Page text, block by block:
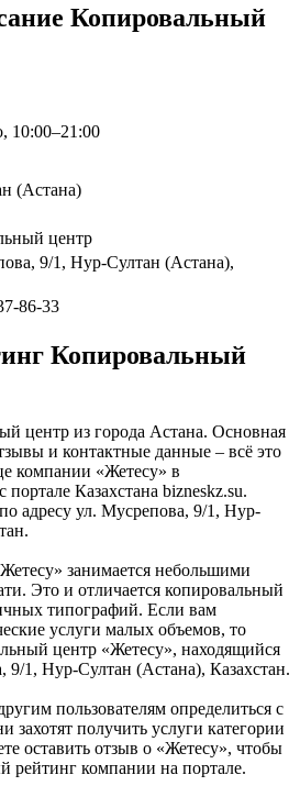
Копировальный
10:00–21:00
(Астана)
центр
9/1, Нур-Султан (Астана),
86-33
Копировальный
центр из города Астана. Основная
и контактные данные – всё это
компании «Жетесу» в
Казахстана bizneskz.su.
адресу ул. Мусрепова, 9/1, Нур-
занимается небольшими
Это и отличается копировальный
типографий. Если вам
услуги малых объемов, то
центр «Жетесу», находящийся
9/1, Нур-Султан (Астана), Казахстан.
пользователям определиться с
захотят получить услуги категории
оставить отзыв о «Жетесу», чтобы
рейтинг компании на портале.